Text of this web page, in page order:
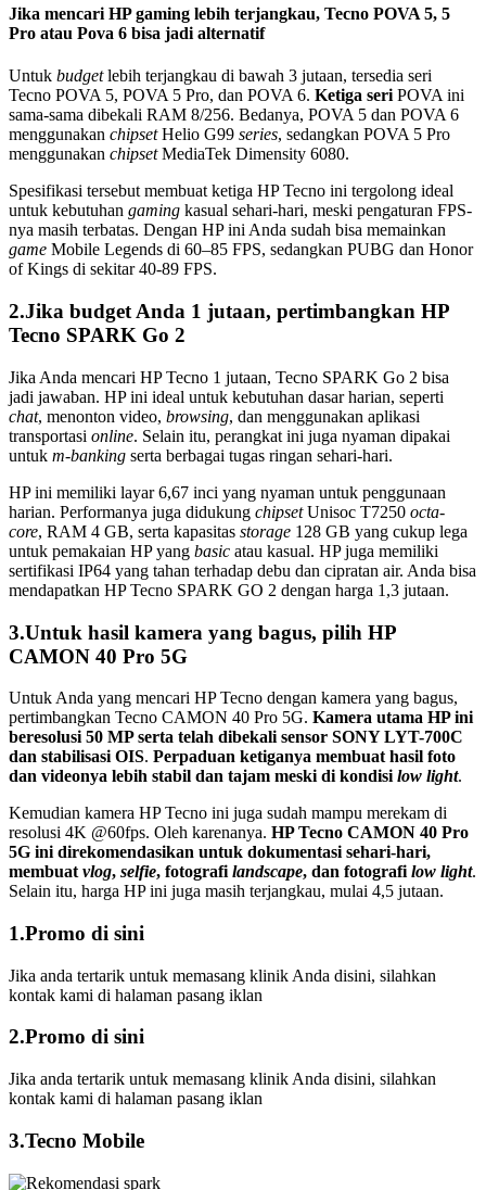
Jika mencari HP gaming lebih terjangkau, Tecno POVA 5, 5
Pro atau Pova 6 bisa jadi alternatif
Untuk budgetlebih terjangkau di bawah 3 jutaan, tersedia seri
Tecno POVA 5, POVA 5 Pro, dan POVA 6. Ketiga seri POVA ini
sama-sama dibekali RAM 8/256. Bedanya, POVA 5 dan POVA 6
menggunakan chipsetHelio G99 series, sedangkan POVA 5 Pro
menggunakan chipsetMediaTek Dimensity 6080.
Spesifikasi tersebut membuat ketiga HP Tecno ini tergolong ideal
untuk kebutuhan gaming kasual sehari-hari, meski pengaturan FPS-
nya masih terbatas. Dengan HP ini Anda sudah bisa memainkan
game Mobile Legends di 60–85 FPS, sedangkan PUBG dan Honor
of Kings di sekitar 40-89 FPS.
2.Jika budget Anda 1 jutaan, pertimbangkan HP
Tecno SPARK Go 2
Jika Anda mencari HP Tecno 1 jutaan, Tecno SPARK Go 2 bisa
jadi jawaban. HP ini ideal untuk kebutuhan dasar harian, seperti
chat, menonton video, browsing, dan menggunakan aplikasi
transportasi online. Selain itu, perangkat ini juga nyaman dipakai
untuk m-banking serta berbagai tugas ringan sehari-hari.
HP ini memiliki layar 6,67 inci yang nyaman untuk penggunaan
harian. Performanya juga didukung chipsetUnisoc T7250 octa-
core, RAM 4 GB, serta kapasitas storage 128 GB yang cukup lega
untuk pemakaian HP yang basic atau kasual. HP juga memiliki
sertifikasi IP64 yang tahan terhadap debu dan cipratan air. Anda bisa
mendapatkan HP Tecno SPARK GO 2 dengan harga 1,3 jutaan.
3.Untuk hasil kamera yang bagus, pilih HP
CAMON 40 Pro 5G
Untuk Anda yang mencari HP Tecno dengan kamera yang bagus,
pertimbangkan Tecno CAMON 40 Pro 5G. Kamera utama HP ini
beresolusi 50 MP serta telah dibekali sensor SONY LYT-700C
dan stabilisasi OIS. Perpaduan ketiganya membuat hasil foto
dan videonya lebih stabil dan tajam meski di kondisi low light.
Kemudian kamera HP Tecno ini juga sudah mampu merekam di
resolusi 4K @60fps. Oleh karenanya. HP Tecno CAMON 40 Pro
5G ini direkomendasikan untuk dokumentasi sehari-hari,
membuat vlog, selfie, fotografi landscape, dan fotografi low light.
Selain itu, harga HP ini juga masih terjangkau, mulai 4,5 jutaan.
1.Promo di sini
Jika anda tertarik untuk memasang klinik Anda disini, silahkan
kontak kami di halaman pasang iklan
2.Promo di sini
Jika anda tertarik untuk memasang klinik Anda disini, silahkan
kontak kami di halaman pasang iklan
3.Tecno Mobile